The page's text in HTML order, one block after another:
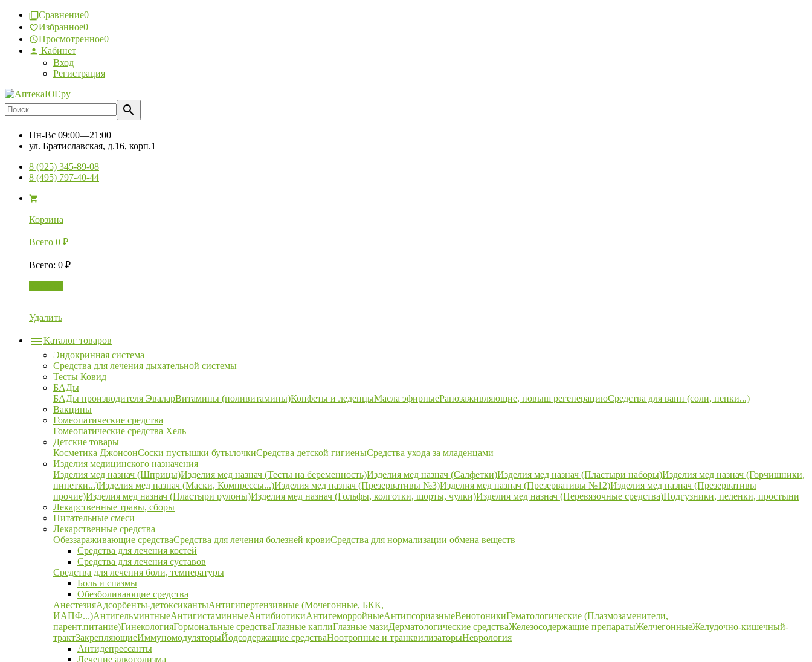
Сравнение0
Избранное0
Просмотренное0
Кабинет
Вход
Регистрация
Пн-Вс 09:00—21:00
ул. Братиславская, д.16, корп.1
8 (925) 345-89-08
8 (495) 797-40-44
Корзина
Всего 0 ₽
Всего: 0 ₽
Удалить
Каталог товаров
Эндокринная система
Средства для лечения дыхательной системы
Тесты Ковид
БАДы
БАДы производителя ЭваларВитамины (поливитамины)Конфеты и леденцыМасла эфирныеРанозаживляющие, повыш регенерациюСредства для ванн (соли, пенки...)
Вакцины
Гомеопатические средства
Гомеопатические средства Хель
Детские товары
Косметика ДжонсонСоски пустышки бутылочкиСредства детской гигиеныСредства ухода за младенцами
Изделия медицинского назначения
Изделия мед назнач (Шприцы)Изделия мед назнач (Тесты на беременность)Изделия мед назнач (Салфетки)Изделия мед назнач (Пластыри наборы)Изделия мед назнач (Горчишники,
пипетки...)Изделия мед назнач (Маски, Компрессы...)Изделия мед назнач (Презервативы №3)Изделия мед назнач (Презервативы №12)Изделия мед назнач (Презервативы
прочие)Изделия мед назнач (Пластыри рулоны)Изделия мед назнач (Гольфы, колготки, шорты, чулки)Изделия мед назнач (Перевязочные средства)Подгузники, пеленки, простыни
Лекарственные травы, сборы
Питательные смеси
Лекарственные средства
Обеззараживающие средстваСредства для лечения болезней кровиСредства для нормализации обмена веществ
Средства для лечения костей
Средства для лечения суставов
Средства для лечения боли, температуры
Боль и спазмы
Обезболивающие средства
АнестезияАдсорбенты-детоксикантыАнтигипертензивные (Мочегонные, БКК,
ИАПФ...)АнтигельминтныеАнтигистаминныеАнтибиотикиАнтигеморройныеАнтипсориазныеВенотоникиГематологические (Плазмозаменители,
парент.питание)ГинекологияГормональные средстваГлазные каплиГлазные мазиДерматологические средстваЖелезосодержащие препаратыЖелчегонныеЖелудочно-кишечный-
трактЗакрепляющиеИммуномодуляторыЙодсодержащие средстваНоотропные и транквилизаторыНеврология
Антидепрессанты
Лечение алкоголизма